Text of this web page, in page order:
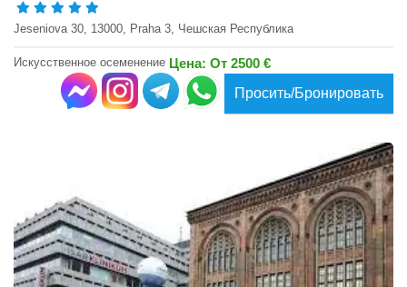
Jeseniova 30, 13000, Praha 3, Чешская Республика
Искусственное осеменение Цена: От 2500 €
Просить/Бронировать